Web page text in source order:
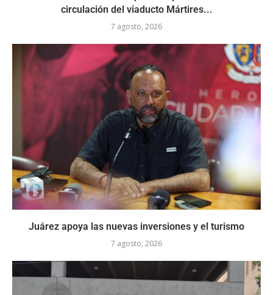
circulación del viaducto Mártires...
7 agosto, 2026
Juárez apoya las nuevas inversiones y el turismo
7 agosto, 2026